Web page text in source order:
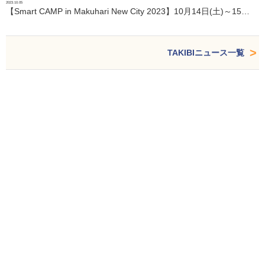
2023.10.05
【Smart CAMP in Makuhari New City 2023】10月14日(土)～15…
TAKIBIニュース一覧